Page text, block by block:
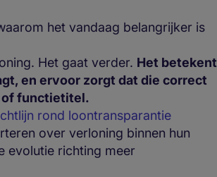
het vandaag belangrijker is
Het gaat verder. Het betekent
en ervoor zorgt dat die correct
of functietitel.
rond loontransparantie
over verloning binnen hun
evolutie richting meer